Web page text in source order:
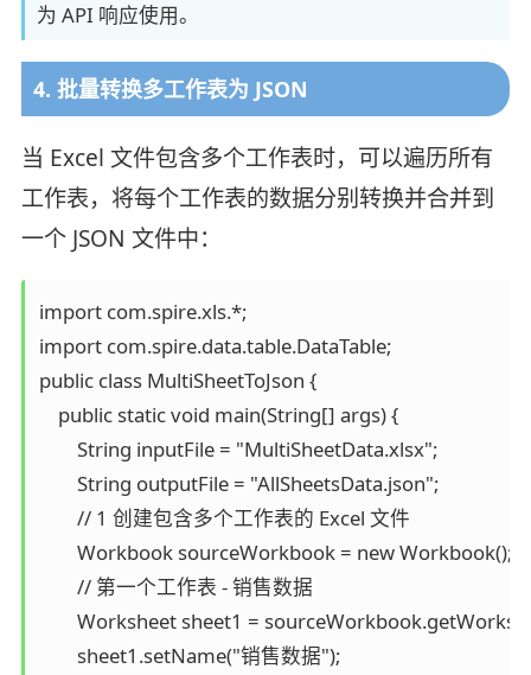
为 API 响应使用。
4. 批量转换多工作表为 JSON
当 Excel 文件包含多个工作表时，可以遍历所有
工作表，将每个工作表的数据分别转换并合并到
一个 JSON 文件中：
import com.spire.xls.*;
import com.spire.data.table.DataTable;
public class MultiSheetToJson {
    public static void main(String[] args) {
        String inputFile = "MultiSheetData.xlsx";
        String outputFile = "AllSheetsData.json";
        // 1 创建包含多个工作表的 Excel 文件
        Workbook sourceWorkbook = new Workbook();
        // 第一个工作表 - 销售数据
Worksheet sheet1 =
        sheet1.setName("销售数据");